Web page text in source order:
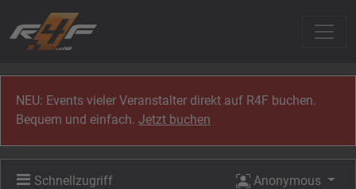
NEU: Events vieler Veranstalter direkt auf R4F buchen.
Bequem und einfach.Jetzt buchen
Schnellzugriff Anonymous